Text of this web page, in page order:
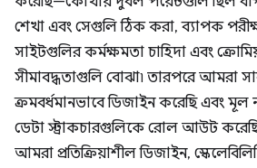
শেখা এবং সেগুলি ঠিক করা, ব্যাপক
সাইটগুলির কর্মক্ষমতা চাহিদা এবং
সীমাবদ্ধতাগুলি বোঝা৷ তারপরে আমরা
ক্রমবর্ধমানভাবে ডিজাইন করেছি এবং মূল
ডেটা স্ট্রাকচারগুলিকে রোল আউট
আমরা প্রতিক্রিয়াশীল ডিজাইন,